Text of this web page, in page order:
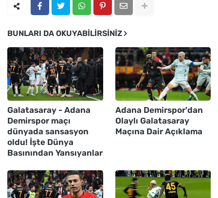
BUNLARI DA OKUYABILIRSINIZ
Galatasaray - Adana
Demirspor maçı
dünyada sansasyon
oldu! İşte Dünya
Basınından Yansıyanlar
Adana Demirspor'dan
Olaylı Galatasaray
Maçına Dair Açıklama